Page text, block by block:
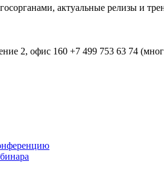
актуальные релизы и
2, офис 160 +7 499 753 63 74